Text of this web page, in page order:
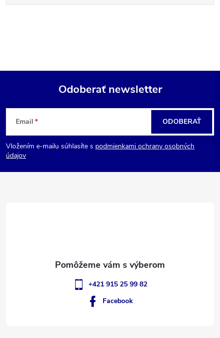
Z
á
p
Odoberať newsletter
Email
Vložením e-mailu súhlasíte s podmienkami ochrany osobných
údajov
ODOBERAŤ
+421 915 25 99 82
Facebook